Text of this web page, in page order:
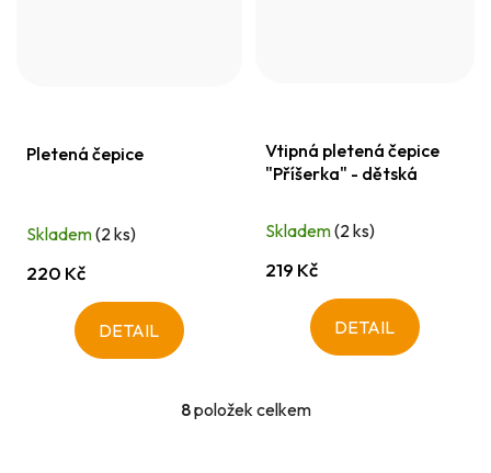
Pletená čepice
Skladem(2 ks)
220 Kč
DETAIL
Vtipná pletená čepice
"Příšerka" - dětská
Skladem(2 ks)
219 Kč
DETAIL
O
8položek celkem